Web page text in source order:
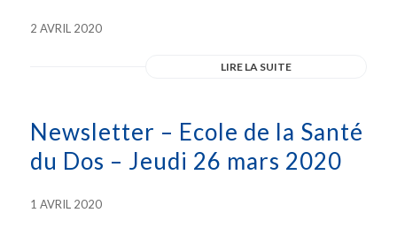
2 AVRIL 2020
LIRE LA SUITE
Newsletter – Ecole de la Santé
du Dos – Jeudi 26 mars 2020
1 AVRIL 2020